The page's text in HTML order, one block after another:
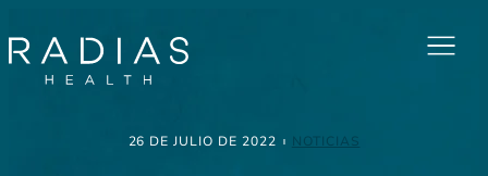
Menu
26 DE JULIO DE 2022 NOTICIAS